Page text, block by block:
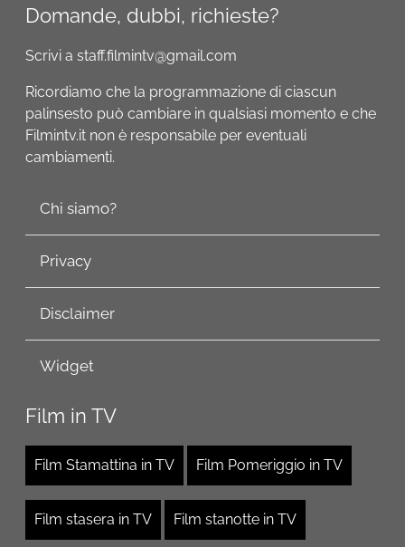
Domande, dubbi, richieste?
Scrivi a staff.filmintv@gmail.com
Ricordiamo che la programmazione di ciascun
palinsesto può cambiare in qualsiasi momento e che
Filmintv.it non è responsabile per eventuali
cambiamenti.
Chi siamo?
Privacy
Disclaimer
Widget
Film in TV
Film Stamattina in TV Film Pomeriggio in TV
Film stasera in TV Film stanotte in TV